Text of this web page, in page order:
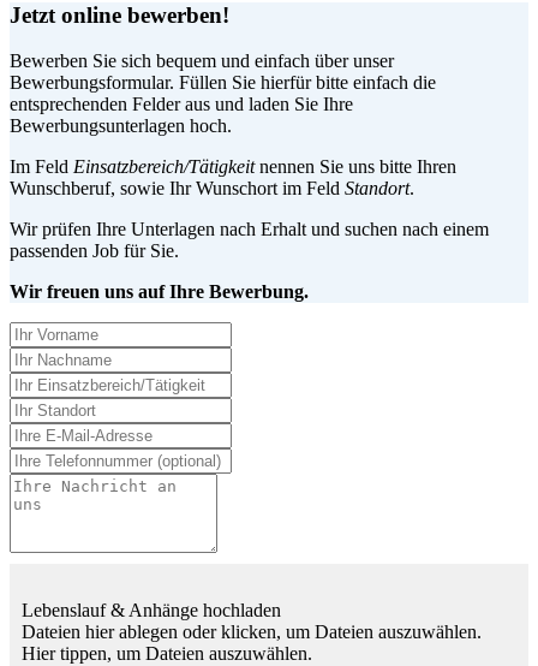
Jetzt online bewerben!
Bewerben Sie sich bequem und einfach über unser
Bewerbungsformular. Füllen Sie hierfür bitte einfach die
entsprechenden Felder aus und laden Sie Ihre
Bewerbungsunterlagen hoch.
Im Feld Einsatzbereich/Tätigkeitnennen Sie uns bitte Ihren
Wunschberuf, sowie Ihr Wunschort im Feld Standort.
Wir prüfen Ihre Unterlagen nach Erhalt und suchen nach einem
passenden Job für Sie.
Wir freuen uns auf Ihre Bewerbung.
Lebenslauf & Anhänge hochladen
Dateien hier ablegen oder klicken, um Dateien auszuwählen.
Hier tippen, um Dateien auszuwählen.